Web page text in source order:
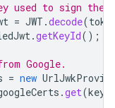
used to sign the
= JWT .decode(
.getKeyId();
Google.
= new
.get(